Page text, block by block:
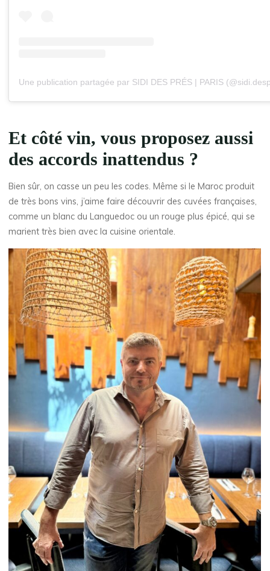
Une publication partagée par SIDI DES PRÉS | PARIS
Et côté vin, vous proposez aussi
des accords inattendus ?
Bien sûr, on casse un peu les codes. Même si le Maroc produit
de très bons vins, j’aime faire découvrir des cuvées françaises,
comme un blanc du Languedoc ou un rouge plus épicé, qui se
marient très bien avec la cuisine orientale.